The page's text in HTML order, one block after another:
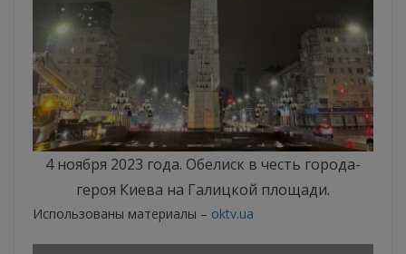
4 ноября 2023 года. Обелиск в честь города-
героя Киева на Галицкой площади.
Использованы материалы – oktv.ua